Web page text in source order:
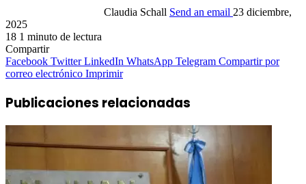
Claudia Schall Send an email 23 diciembre,
2025
18 1 minuto de lectura
Compartir
Facebook Twitter LinkedIn WhatsApp Telegram Compartir por
correo electrónico Imprimir
Publicaciones relacionadas